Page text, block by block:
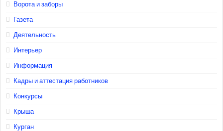
Ворота и заборы
Газета
Деятельность
Интерьер
Информация
Кадры и аттестация работников
Конкурсы
Крыша
Курган